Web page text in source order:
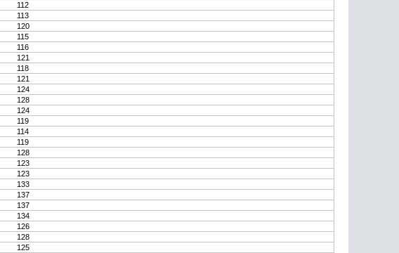
112
113
120
115
116
121
118
121
124
128
124
119
114
119
128
123
123
133
137
137
134
126
128
125